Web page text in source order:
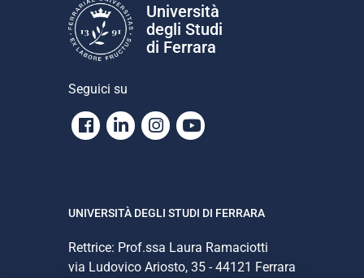
Università
degli Studi
di Ferrara
Seguici su
Facebook
LinkedinInstagram
Youtube
UNIVERSITÀ DEGLI STUDI DI FERRARA
Rettrice: Prof.ssa Laura Ramaciotti
via Ludovico Ariosto, 35 - 44121 Ferrara